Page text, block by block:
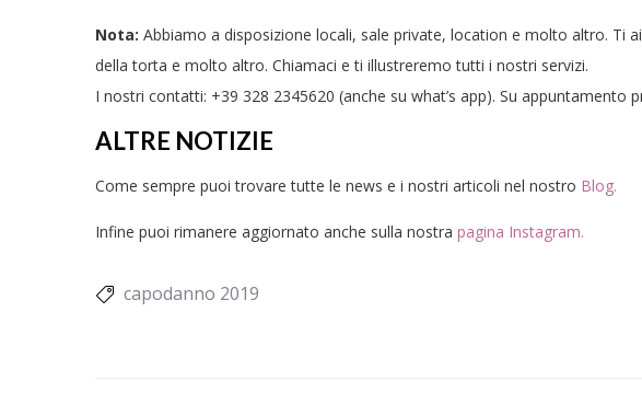
Nota: Abbiamo a disposizione locali, sale private, location e molto altro. Ti
della torta e molto altro. Chiamaci e ti illustreremo tutti i nostri servizi.
I nostri contatti: +39 328 2345620 (anche su what’s app). Su appuntamento
ALTRE NOTIZIE
Come sempre puoi trovare tutte le news e i nostri articoli nel nostro Blog.
Infine puoi rimanere aggiornato anche sulla nostra pagina Instagram.
capodanno 2019